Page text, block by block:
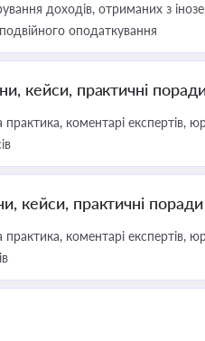
доходів, отриманих з
оподаткування
кейси, практичні
коментарі експертів,
кейси, практичні поради
коментарі експертів,